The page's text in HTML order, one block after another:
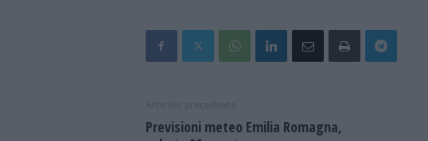
Previsioni meteo Emilia Romagna,